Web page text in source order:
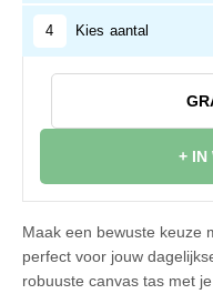
4 Kies aantal
+ IN
Maak een bewuste keuze
perfect voor jouw
robuuste canvas tas met